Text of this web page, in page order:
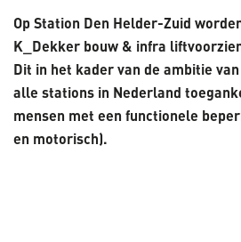
Op Station Den Helder-Zuid
K_Dekker bouw & infra
Dit in het kader van de ambitie
alle stations in Nederland
mensen met een functionele
en motorisch).